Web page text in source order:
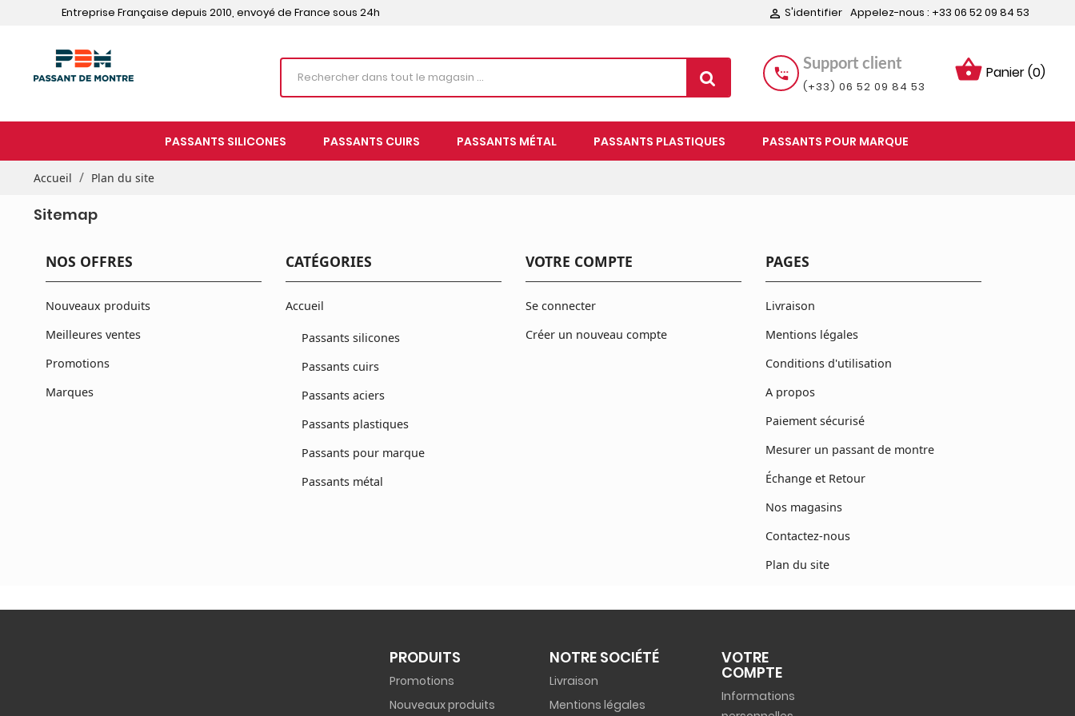
Entreprise Française depuis 2010, envoyé de France sous 24h  S'identifier Appelez-nous : +33 06 52 09 84 53
shopping_basket Panier(0)
settings_phone
Support client
(+33) 06 52 09 84 53
PASSANTS SILICONES PASSANTS CUIRS PASSANTS MÉTAL PASSANTS PLASTIQUES PASSANTS POUR MARQUE
Accueil Plan du site
Sitemap
NOS OFFRES
Nouveaux produits
Meilleures ventes
Promotions
Marques
CATÉGORIES
Accueil
Passants silicones
Passants cuirs
Passants aciers
Passants plastiques
Passants pour marque
Passants métal
VOTRE COMPTE
Se connecter
Créer un nouveau compte
PAGES
Livraison
Mentions légales
Conditions d'utilisation
A propos
Paiement sécurisé
Mesurer un passant de montre
Échange et Retour
Nos magasins
Contactez-nous
Plan du site
PRODUITS
Promotions
Nouveaux produits
NOTRE SOCIÉTÉ
Livraison
Mentions légales
VOTRE
COMPTE
Informations